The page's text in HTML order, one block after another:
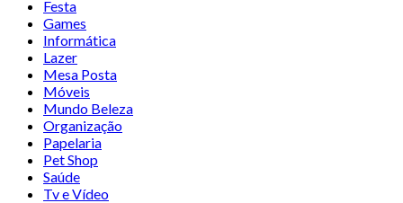
Festa
Games
Informática
Lazer
Mesa Posta
Móveis
Mundo Beleza
Organização
Papelaria
Pet Shop
Saúde
Tv e Vídeo